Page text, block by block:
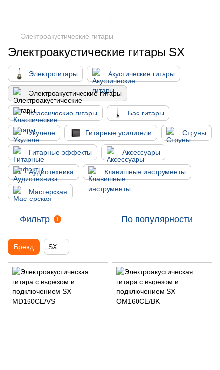
Электроакустические гитары
Электроакустические гитары SX
Электрогитары Акустические гитары
Электроакустические гитары
Классические гитары Бас-гитары
Укулеле Гитарные усилители Струны
Гитарные эффекты Аксессуары
Аудиотехника Клавишные инструменты
Мастерская
Фильтр 1 По популярности
Бренд SX